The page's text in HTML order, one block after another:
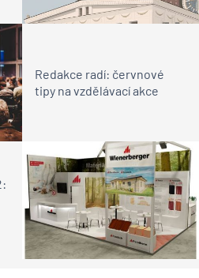
Redakce radí: červnové
tipy na vzdělávací akce